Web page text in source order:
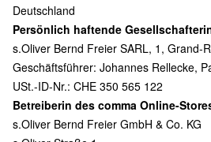
Deutschland
Persönlich haftende
s.Oliver Bernd Freier SARL, 1, Grand-
Geschäftsführer: Johannes Rellecke,
USt.-ID-Nr.: CHE 350 565 122
Betreiberin des comma Online-
s.Oliver Bernd Freier GmbH & Co. KG